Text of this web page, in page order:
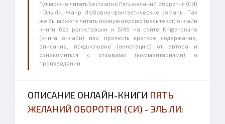
Тут можно читать бесплатно Пять желаний оборотня (СИ)
- Эль Ли. Жанр: Любовно-фантастические романы. Так
же Вы можете читать полную версию (весь текст) онлайн
книги без регистрации и SMS на сайте Kniga-online
(книга онлайн) или прочесть краткое содержание,
описание, предисловие (аннотацию) от автора и
ознакомиться с отзывами (комментариями) о
произведении.
ОПИСАНИЕ ОНЛАЙН-КНИГИ ПЯТЬ
ЖЕЛАНИЙ ОБОРОТНЯ (СИ) - ЭЛЬ ЛИ: